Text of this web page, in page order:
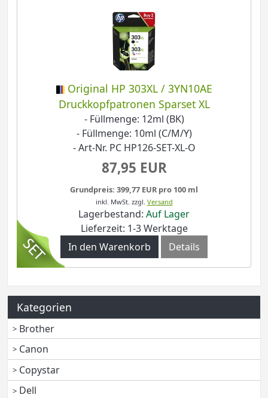
Original HP 303XL / 3YN10AE
Druckkopfpatronen Sparset XL
- Füllmenge: 12ml (BK)
- Füllmenge: 10ml (C/M/Y)
- Art-Nr. PC HP126-SET-XL-O
87,95 EUR
Grundpreis: 399,77 EUR pro 100 ml
inkl. MwSt. zzgl. Versand
Lagerbestand: Auf Lager
Lieferzeit: 1-3 Werktage
In den Warenkorb
Details
Kategorien
Brother
Canon
Copystar
Dell